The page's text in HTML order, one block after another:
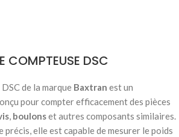
COMPTEUSE DSC
DSC de la marque Baxtran est un
pour compter efficacement des pièces
, boulonset autres composants similaires.
précis, elle est capable de mesurer le poids